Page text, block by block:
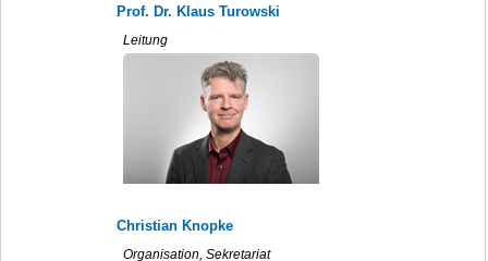
Prof. Dr. Klaus Turowski
Leitung
Christian Knopke
Organisation, Sekretariat